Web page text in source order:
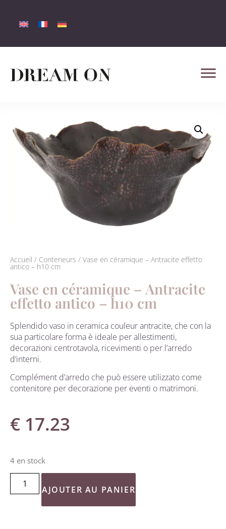
Accueil / Conteneurs / Vase en céramique – Antracite effetto
antico – h10 cm
Vase en céramique – Antracite
effetto antico – h10 cm
Splendido vaso in ceramica couleur antracite, che con la
sua particolare forma è ideale per allestimenti,
decorazioni centrotavola, ricevimenti o per l’arredo
d’interni.
Complément d’arredo che può essere utilizzato come
contenitore per decorazione per eventi o matrimoni.
€ 17.23
4 en stock
AJOUTER AU PANIER